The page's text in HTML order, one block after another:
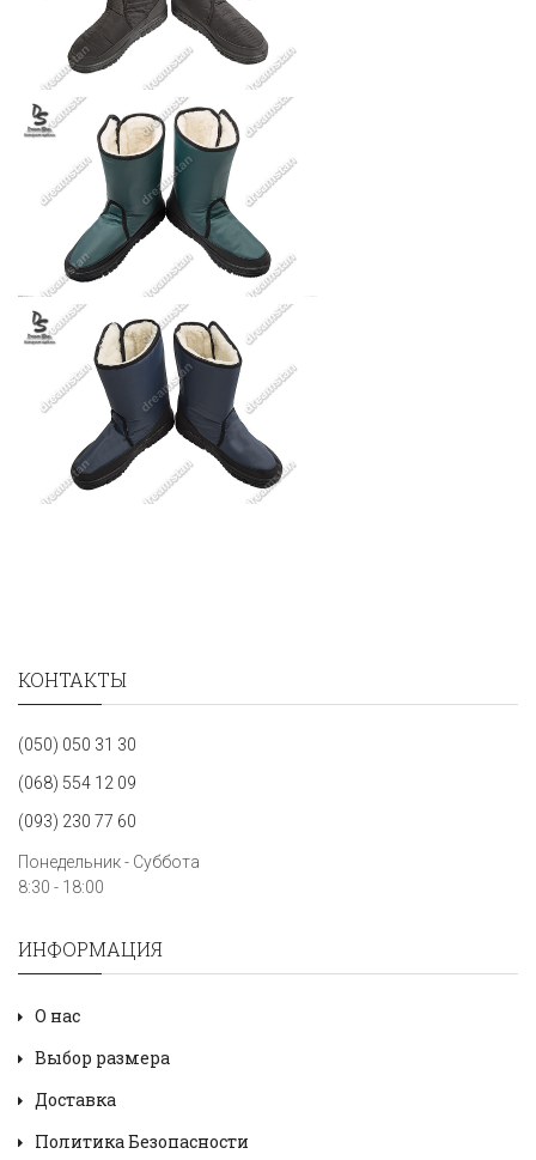
КОНТАКТЫ
(050) 050 31 30
(068) 554 12 09
(093) 230 77 60
Понедельник - Суббота
8:30 - 18:00
ИНФОРМАЦИЯ
О нас
Выбор размера
Доставка
Политика Безопасности